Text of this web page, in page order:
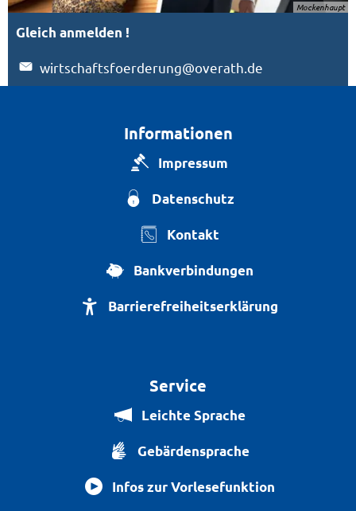
Mockenhaupt
Gleich anmelden !
wirtschaftsfoerderung@overath.de
Informationen
Impressum
Datenschutz
Kontakt
Bankverbindungen
Barrierefreiheitserklärung
Service
Leichte Sprache
Gebärdensprache
Infos zur Vorlesefunktion